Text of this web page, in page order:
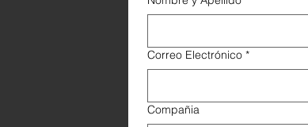
Correo Electrónico *
Compañia